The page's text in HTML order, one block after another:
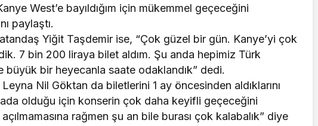
West’e bayıldığım için mükemmel geçeceğini
paylaştı.
Yiğit Taşdemir ise, “Çok güzel bir gün. Kanye’yi çok
7 bin 200 liraya bilet aldım. Şu anda hepimiz Türk
büyük bir heyecanla saate odaklandık” dedi.
Nil Göktan da biletlerini 1 ay öncesinden aldıklarını
olduğu için konserin çok daha keyifli geçeceğini
rağmen şu an bile burası çok kalabalık” diye